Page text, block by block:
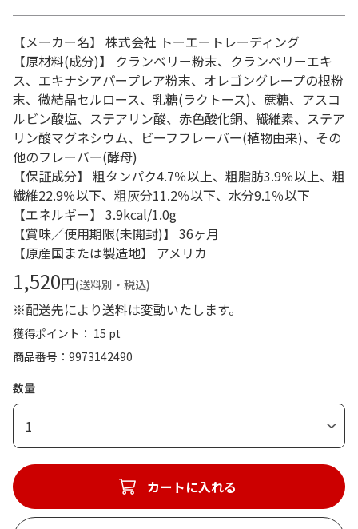
【メーカー名】 株式会社 トーエートレーディング
【原材料(成分)】 クランベリー粉末、クランベリーエキ
ス、エキナシアパープレア粉末、オレゴングレープの根粉
末、微結晶セルロース、乳糖(ラクトース)、蔗糖、アスコ
ルビン酸塩、ステアリン酸、赤色酸化銅、繊維素、ステア
リン酸マグネシウム、ビーフフレーバー(植物由来)、その
他のフレーバー(酵母)
【保証成分】 粗タンパク4.7％以上、粗脂肪3.9％以上、粗
繊維22.9％以下、粗灰分11.2％以下、水分9.1％以下
【エネルギー】 3.9kcal/1.0g
【賞味／使用期限(未開封)】 36ヶ月
【原産国または製造地】 アメリカ
1,520円(送料別・税込)
※配送先により送料は変動いたします。
獲得ポイント： 15 pt
商品番号
9973142490
数量
1
カートに入れる